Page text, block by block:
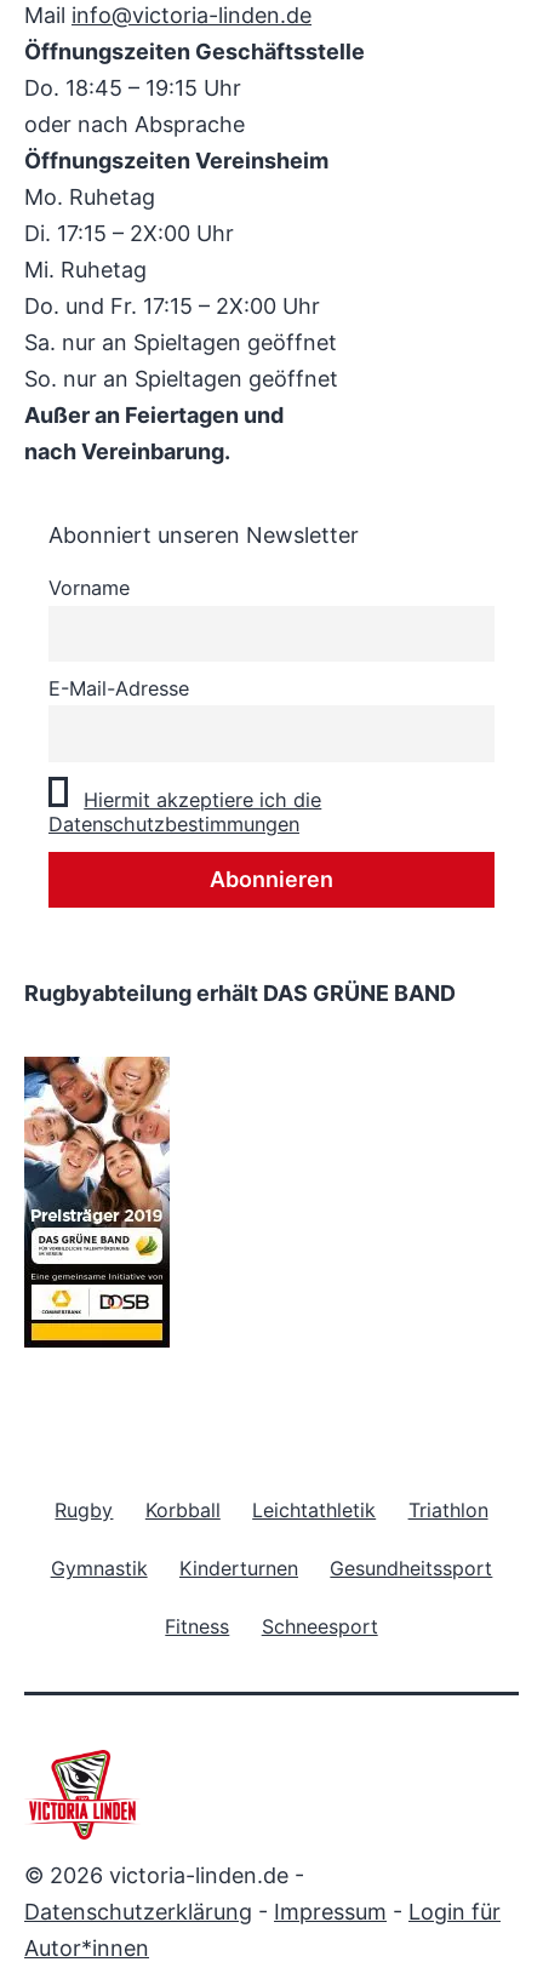
Mail info@victoria-linden.de
Öffnungszeiten Geschäftsstelle
Do. 18:45 – 19:15 Uhr
oder nach Absprache
Öffnungszeiten Vereinsheim
Mo. Ruhetag
Di. 17:15 – 2X:00 Uhr
Mi. Ruhetag
Do. und Fr. 17:15 – 2X:00 Uhr
Sa. nur an Spieltagen geöffnet
So. nur an Spieltagen geöffnet
Außer an Feiertagen und
nach Vereinbarung.
Abonniert unseren Newsletter
Vorname
E-Mail-Adresse
Hiermit akzeptiere ich die
Datenschutzbestimmungen
Rugbyabteilung erhält DAS GRÜNE BAND
Rugby Korbball Leichtathletik Triathlon
Gymnastik Kinderturnen Gesundheitssport
Fitness Schneesport
© 2026 victoria-linden.de -
Datenschutzerklärung - Impressum - Login für
Autor*innen